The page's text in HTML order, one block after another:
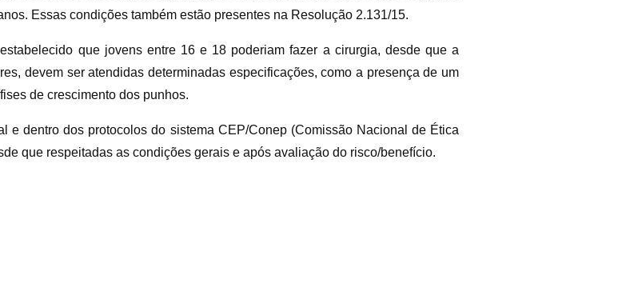
Essas condições também estão presentes na Resolução 2.131/15.
que jovens entre 16 e 18 poderiam fazer a cirurgia, desde que a
devem ser atendidas determinadas especificações, como a presença de um
de crescimento dos punhos.
dentro dos protocolos do sistema CEP/Conep (Comissão Nacional de Ética
que respeitadas as condições gerais e após avaliação do risco/benefício.